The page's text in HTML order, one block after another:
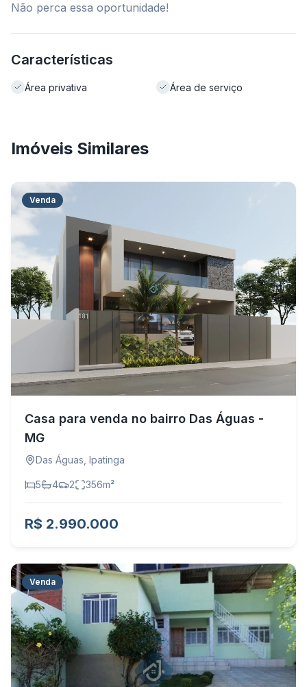
Não perca essa oportunidade!
Características
Área privativa Área de serviço
Imóveis Similares
Venda
Casa para venda no bairro Das Águas -
MG
Das Águas Ipatinga
5 4 2 356m²
R$ 2.990.000
Venda